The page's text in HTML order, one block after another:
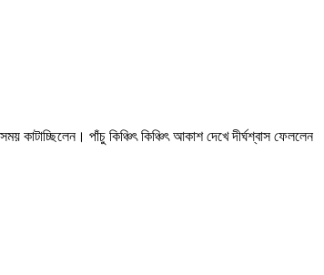
কাটাচ্ছিলেন। পাঁচু কিঞ্চিৎ কিঞ্চিৎ আকাশ দেখে দীর্ঘশ্বাস ফেললেন